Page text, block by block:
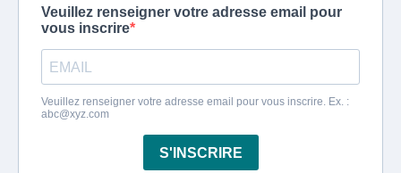
Veuillez renseigner votre adresse email pour
vous inscrire
Veuillez renseigner votre adresse email pour vous inscrire. Ex. :
abc@xyz.com
S'INSCRIRE